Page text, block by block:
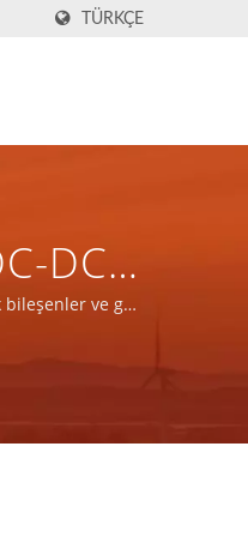
TÜRKÇE
DC
ve güç